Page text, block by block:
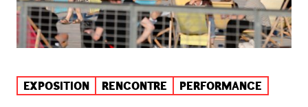
EXPOSITION RENCONTRE PERFORMANCE